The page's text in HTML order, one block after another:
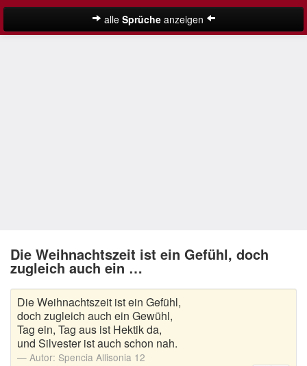
alle Sprücheanzeigen
Nikolaus Sprüche
Schöne Weihnachtssprüche
Weihnachtsgedichte
Weihnachtsgrüße
Weihnachtssprüche für Karten
Die Weihnachtszeit ist ein Gefühl, doch
zugleich auch ein …
Die Weihnachtszeit ist ein Gefühl,
doch zugleich auch ein Gewühl,
Tag ein, Tag aus ist Hektik da,
und Silvester ist auch schon nah.
Autor: Spencia Allisonia 12